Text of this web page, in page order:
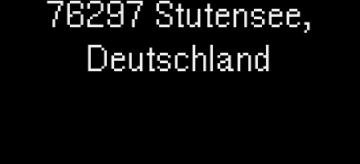
76297 Stutensee,
Deutschland